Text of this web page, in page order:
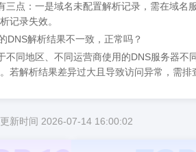
三点：一是域名未配置解析记录，需在域
记录失效。
DNS解析结果不一致，正常吗？
不同地区、不同运营商使用的DNS服务器
若解析结果差异过大且导致访问异常，需排
更新时间 2026-07-14 16:00:02